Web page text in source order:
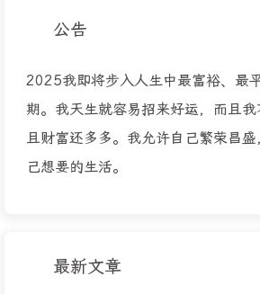
公告
2025我即将步入人生中最富裕、最
期。我天生就容易招来好运，而且
且财富还多多。我允许自己繁荣昌
己想要的生活。
最新文章